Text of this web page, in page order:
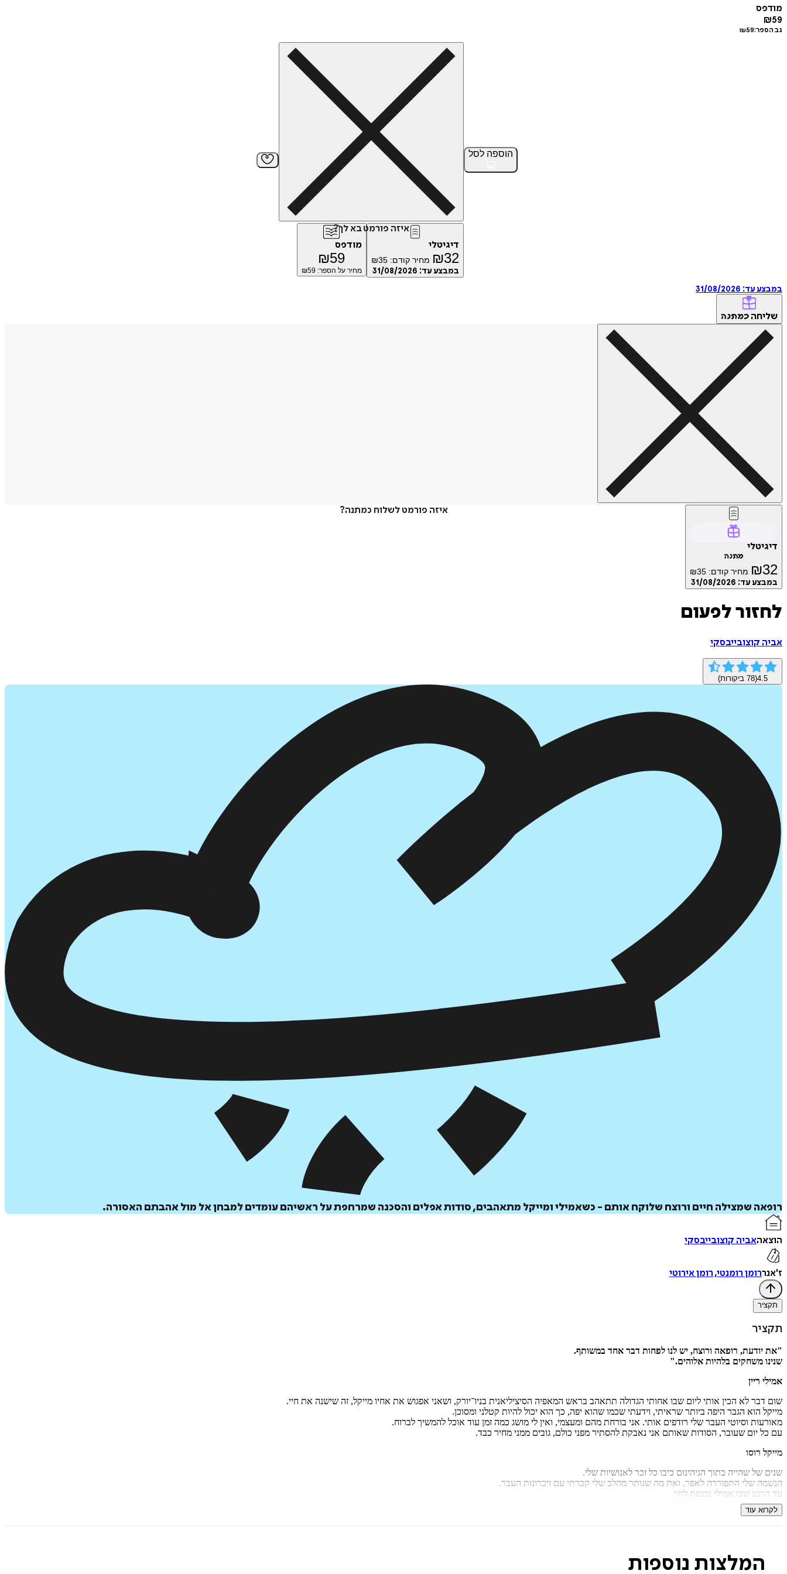
מודפס
₪59
גב הספר: ₪59
הוספה לסל
איזה פורמט בא לך?
דיגיטלי
₪32 מחיר קודם: ₪35
במבצע עד: 31/08/2026
מודפס
₪59
מחיר על הספר: ₪ 59
במבצע עד: 31/08/2026
שליחה כמתנה
איזה פורמט לשלוח כמתנה?
דיגיטלי
מתנה
₪32 מחיר קודם: ₪35
במבצע עד: 31/08/2026
31/08/2026 מחיר על הספר: ₪
לחזור לפעום
אביה קוצובייבסקי
4.5
(
78 ביקורות)
רופאה שמצילה חיים ורוצח שלוקח אותם - כשאמילי ומייקל מתאהבים, סודות אפלים והסכנה שמרחפת על ראשיהם עומדים למבחן אל מול אהבתם האסורה.
הוצאהאביה קוצובייבסקי
ז'אנררומן רומנטי, רומן אירוטי
תקציר
תקציר
"את יודעת, רופאה ורוצח, יש לנו לפחות דבר אחד במשותף.
שנינו משחקים בלהיות אלוהים."
אמילי ריין
שום דבר לא הכין אותי ליום שבו אחותי הגדולה תתאהב בראש המאפיה הסיציליאנית בניו־יורק, ושאני אפגוש את אחיו מייקל, זה שישנה את חיי.
מייקל הוא הגבר היפה ביותר שראיתי, וידעתי שכמו שהוא יפה, כך הוא יכול להיות קטלני ומסוכן.
מאורעות וסיוטי העבר שלי רודפים אותי. אני בורחת מהם ומעצמי, ואין לי מושג כמה זמן עוד אוכל להמשיך לברוח.
עם כל יום שעובר, הסודות שאותם אני נאבקת להסתיר מפני כולם, גובים ממני מחיר כבד.
מייקל רוסו
שנים של שהייה בתוך הגיהינום כיבו כל זכר לאנושיות שלי.
הנשמה שלי התפוררה לאפר, ואת מה שנותר מהלב שלי קברתי עם זיכרונות העבר.
עד הרגע שבו אמילי נכנסת לחיי.
האישה שעוסקת בהצלת חיים למחייתה, בוחרת להילחם עליי, אדם שהביא איתו מוות לכל מקום שאליו הגיע.
אני יודע שהאדם שבו בגדתי יגיע בעקבותיי בחיפוש אחר נקמה. הוא לא ישתוק לנוכח הבגידה שלי.
זהו הספר השני בסדרת
הקוזה נוסטרה. כל ספר עומד בפני עצמו וניתן לקרוא אותו כספר יחיד. הספר הראשון בסדרה,
לקרוא עוד
המלצות נוספות